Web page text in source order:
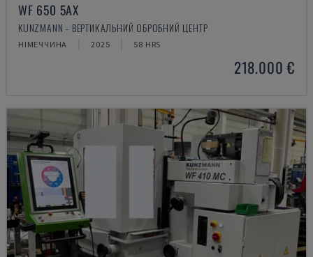
WF 650 5AX
KUNZMANN - ВЕРТИКАЛЬНИЙ ОБРОБНИЙ ЦЕНТР
НІМЕЧЧИНА 2025 58 HRS
218.000 €